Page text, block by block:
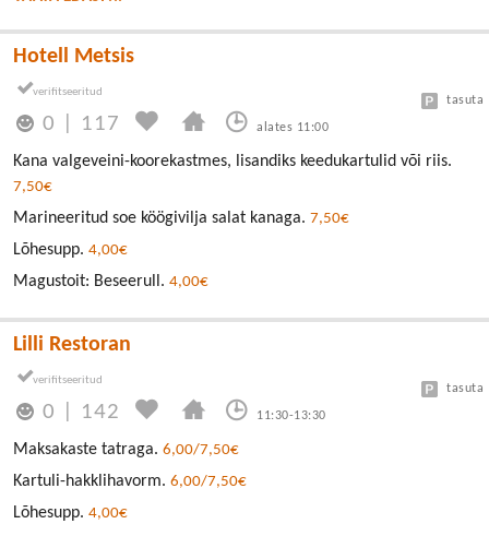
Hotell Metsis
0 117 alates 11:00
tasuta
Kana valgeveini-koorekastmes, lisandiks keedukartulid või riis.
7,50€
Marineeritud soe köögivilja salat kanaga. 7,50€
Lõhesupp. 4,00€
Magustoit: Beseerull. 4,00€
Lilli Restoran
0 142 11:30-13:30
tasuta
Maksakaste tatraga. 6,00/7,50€
Kartuli-hakklihavorm. 6,00/7,50€
Lõhesupp. 4,00€